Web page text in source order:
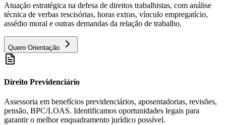
Atuação estratégica na defesa de direitos trabalhistas, com análise
técnica de verbas rescisórias, horas extras, vínculo empregatício,
assédio moral e outras demandas da relação de trabalho.
Quero Orientação
Direito Previdenciário
Assessoria em benefícios previdenciários, aposentadorias, revisões,
pensão, BPC/LOAS. Identificamos oportunidades legais para
garantir o melhor enquadramento jurídico possível.